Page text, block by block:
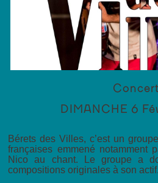
Concert
DIMANCHE 6
Bérets des Villes, c’est un
françaises emmené notamment
Nico au chant. Le groupe a
compositions originales à son actif.